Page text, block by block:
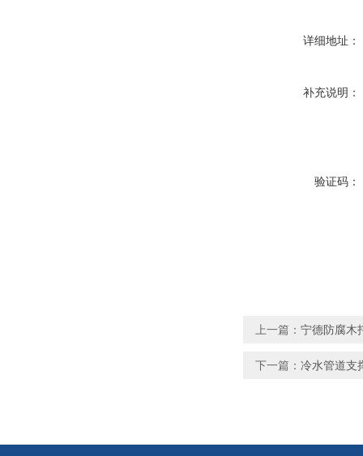
详细地址：
补充说明：
验证码：
上一篇： 宁德防腐木
下一篇： 冷水管道支